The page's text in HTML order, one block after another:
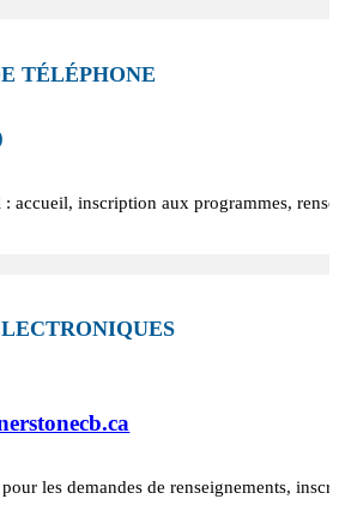
TÉLÉPHONE
accueil, inscription aux programmes,
les demandes de renseignements,